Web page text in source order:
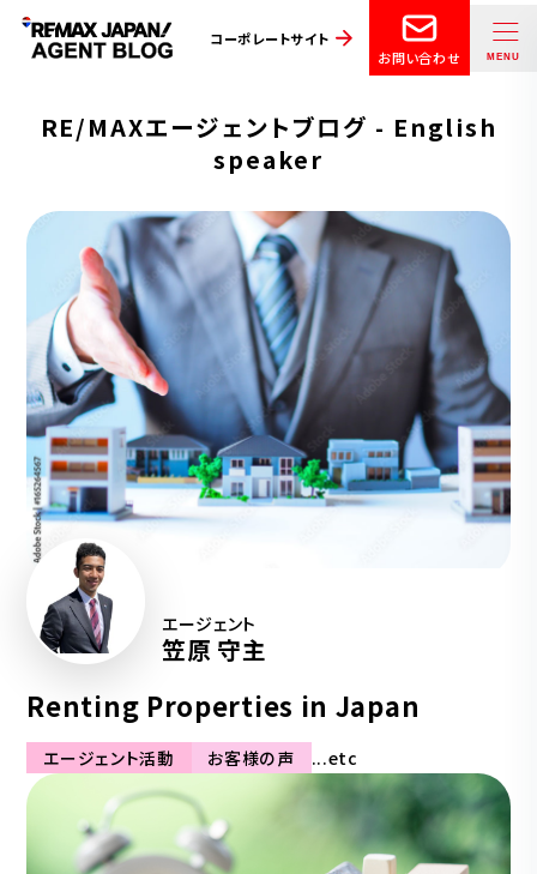
コーポレートサイト
お問い合わせ
RE/MAXエージェントブログ - English
speaker
エージェント
笠原 守主
Renting Properties in Japan
エージェント活動 お客様の声 ...etc